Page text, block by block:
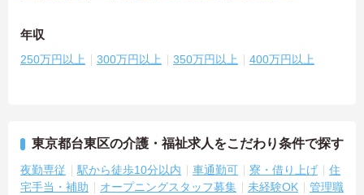
年収
250万円以上 300万円以上 350万円以上 400万円以上
東京都台東区の介護・福祉求人をこだわり条件で探す
夜勤専従 駅から徒歩10分以内 車通勤可 寮・借り上げ
住
宅手当・補助
オープニングスタッフ募集 未経験OK
管理職